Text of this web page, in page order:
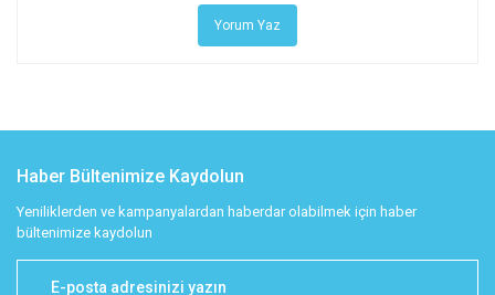
Yorum Yaz
Haber Bültenimize Kaydolun
Yeniliklerden ve kampanyalardan haberdar olabilmek için haber
bültenimize kaydolun